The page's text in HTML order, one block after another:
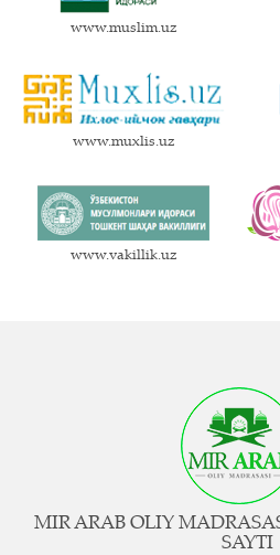
www.muslim.uz
www.muxlis.uz
www.vakillik.uz
MIR ARAB OLIY
SAYTI